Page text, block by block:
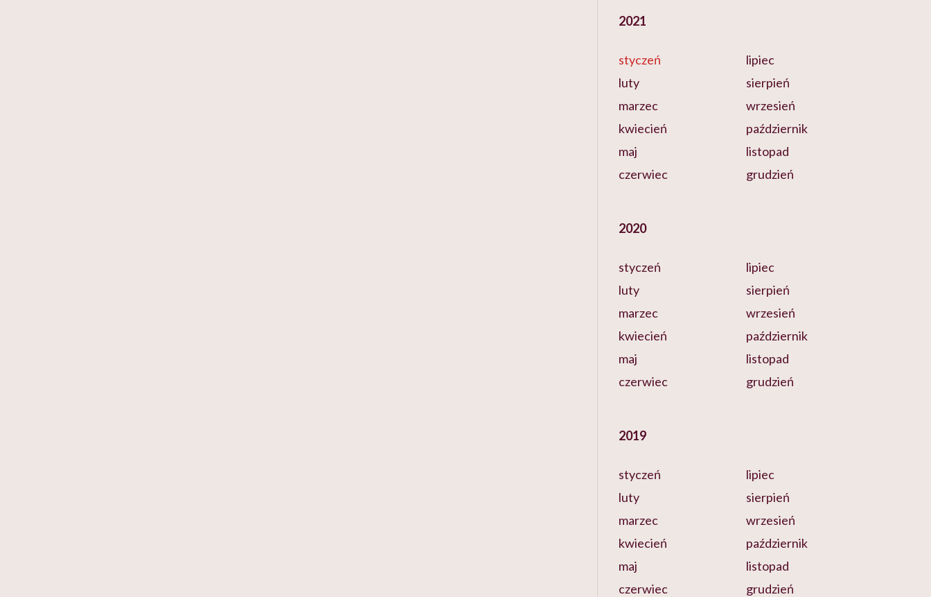
2021
styczeń
luty
marzec
kwiecień
maj
czerwiec
lipiec
sierpień
wrzesień
październik
listopad
grudzień
2020
styczeń
luty
marzec
kwiecień
maj
czerwiec
lipiec
sierpień
wrzesień
październik
listopad
grudzień
2019
styczeń
luty
marzec
kwiecień
maj
czerwiec
lipiec
sierpień
wrzesień
październik
listopad
grudzień